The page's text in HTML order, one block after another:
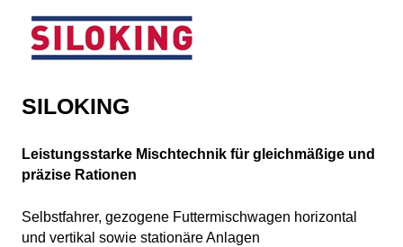
SILOKING
Leistungsstarke Mischtechnik für gleichmäßige und
präzise Rationen
Selbstfahrer, gezogene Futtermischwagen horizontal
und vertikal sowie stationäre Anlagen